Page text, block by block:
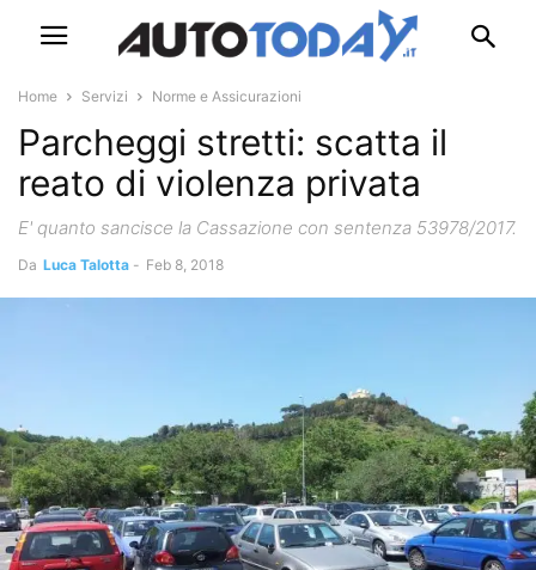
Home Servizi Norme e Assicurazioni
Parcheggi stretti: scatta il
reato di violenza privata
E' quanto sancisce la Cassazione con sentenza 53978/2017.
Da Luca Talotta - Feb 8, 2018